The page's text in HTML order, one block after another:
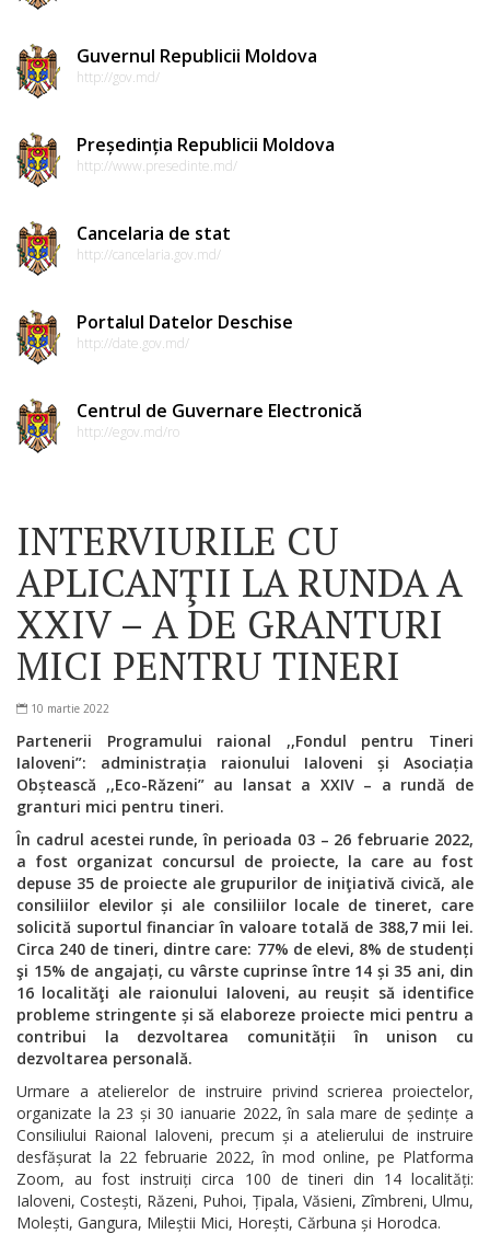
Guvernul Republicii Moldova
http://gov.md/
Președinția Republicii Moldova
http://www.presedinte.md/
Cancelaria de stat
http://cancelaria.gov.md/
Portalul Datelor Deschise
http://date.gov.md/
Centrul de Guvernare Electronică
http://egov.md/ro
INTERVIURILE CU
APLICANŢII LA RUNDA A
XXIV – A DE GRANTURI
MICI PENTRU TINERI
10 martie 2022
Partenerii Programului raional ,,Fondul pentru Tineri
Ialoveni”: administrația raionului Ialoveni și Asociația
Obștească ,,Eco-Răzeni” au lansat a XXIV – a rundă de
granturi mici pentru tineri.
În cadrul acestei runde, în perioada 03 – 26 februarie 2022,
a fost organizat concursul de proiecte, la care au fost
depuse 35 de proiecte ale grupurilor de iniţiativă civică, ale
consiliilor elevilor și ale consiliilor locale de tineret, care
solicită suportul financiar în valoare totală de 388,7 mii lei.
Circa 240 de tineri, dintre care: 77% de elevi, 8% de studenți
şi 15% de angajați, cu vârste cuprinse între 14 și 35 ani, din
16 localităţi ale raionului Ialoveni, au reușit să identifice
probleme stringente și să elaboreze proiecte mici pentru a
contribui la dezvoltarea comunității în unison cu
dezvoltarea personală.
Urmare a atelierelor de instruire privind scrierea proiectelor,
organizate la 23 și 30 ianuarie 2022, în sala mare de ședințe a
Consiliului Raional Ialoveni, precum și a atelierului de instruire
desfășurat la 22 februarie 2022, în mod online, pe Platforma
Zoom, au fost instruiți circa 100 de tineri din 14 localități:
Ialoveni, Costești, Răzeni, Puhoi, Țipala, Văsieni, Zîmbreni, Ulmu,
Molești, Gangura, Mileștii Mici, Horești, Cărbuna și Horodca.